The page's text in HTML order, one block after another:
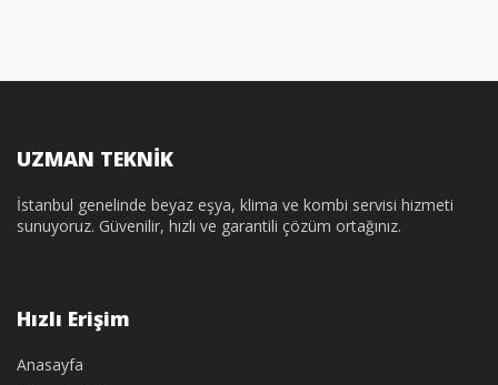
UZMAN TEKNİK
İstanbul genelinde beyaz eşya, klima ve kombi servisi hizmeti
sunuyoruz. Güvenilir, hızlı ve garantili çözüm ortağınız.
Hızlı Erişim
Anasayfa